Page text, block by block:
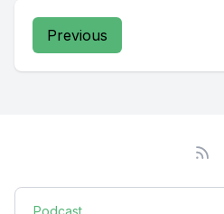
Previous
Podcast